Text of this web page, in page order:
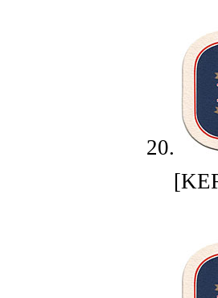
20.